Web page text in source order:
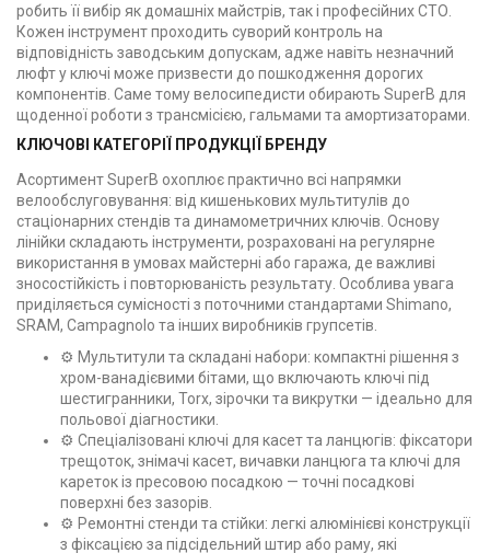
робить її вибір як домашніх майстрів, так і професійних СТО.
Кожен інструмент проходить суворий контроль на
відповідність заводським допускам, адже навіть незначний
люфт у ключі може призвести до пошкодження дорогих
компонентів. Саме тому велосипедисти обирають SuperB для
щоденної роботи з трансмісією, гальмами та амортизаторами.
КЛЮЧОВІ КАТЕГОРІЇ ПРОДУКЦІЇ БРЕНДУ
Асортимент SuperB охоплює практично всі напрямки
велообслуговування: від кишенькових мультитулів до
стаціонарних стендів та динамометричних ключів. Основу
лінійки складають інструменти, розраховані на регулярне
використання в умовах майстерні або гаража, де важливі
зносостійкість і повторюваність результату. Особлива увага
приділяється сумісності з поточними стандартами Shimano,
SRAM, Campagnolo та інших виробників групсетів.
⚙️ Мультитули та складані набори: компактні рішення з
хром-ванадієвими бітами, що включають ключі під
шестигранники, Torx, зірочки та викрутки — ідеально для
польової діагностики.
⚙️ Спеціалізовані ключі для касет та ланцюгів: фіксатори
трещоток, знімачі касет, вичавки ланцюга та ключі для
кареток із пресовою посадкою — точні посадкові
поверхні без зазорів.
⚙️ Ремонтні стенди та стійки: легкі алюмінієві конструкції
з фіксацією за підсідельний штир або раму, які